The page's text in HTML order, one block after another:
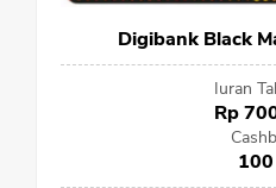
Digibank Black
Iuran
Rp